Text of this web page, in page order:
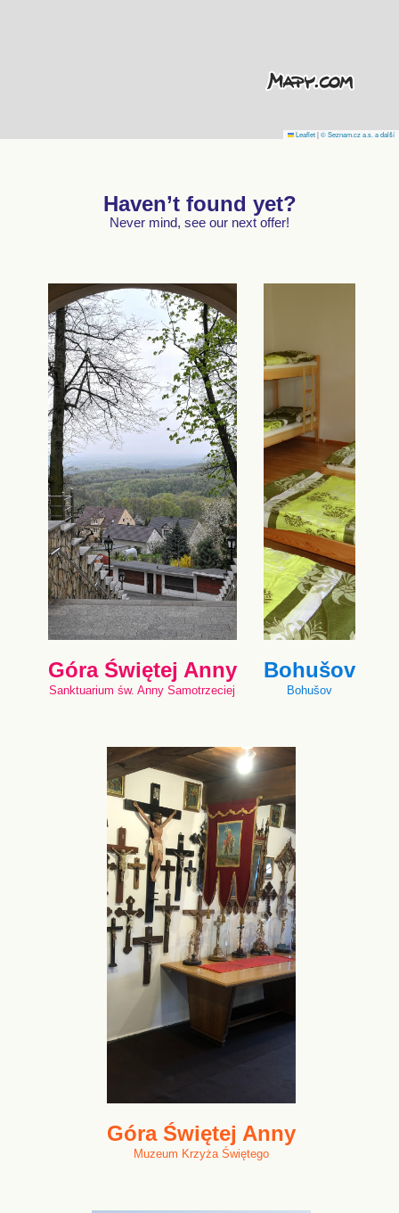
Leaflet|© Seznam.cz a.s. a další
Haven’t found yet?
Never mind, see our next offer!
Góra Świętej Anny
Sanktuarium św. Anny Samotrzeciej
Bohušov
Bohušov
Góra Świętej Anny
Muzeum Krzyża Świętego